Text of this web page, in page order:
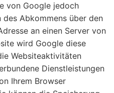
von Google jedoch
Abkommens über den
an einen Server von
wird Google diese
Websiteaktivitäten
Dienstleistungen
Ihrem Browser